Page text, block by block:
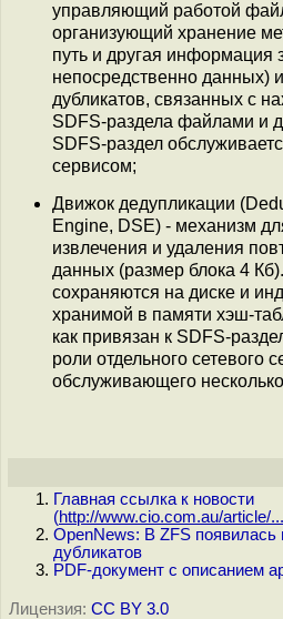
управляющий работой
организующий хранение
путь и другая информация
непосредственно данных)
дубликатов, связанных с
SDFS-раздела файлами и
SDFS-раздел
сервисом;
Движок дедупликации
Engine, DSE) - механизм
извлечения и удаления
данных (размер блока 4
сохраняются на диске и
хранимой в памяти хэш-
как привязан к SDFS-
роли отдельного сетевого
обслуживающего
Главная ссылка к новости
(http://www.cio.com.au/article/...
OpenNews: В ZFS
дубликатов
PDF-документ с описанием
Лицензия: CC BY 3.0